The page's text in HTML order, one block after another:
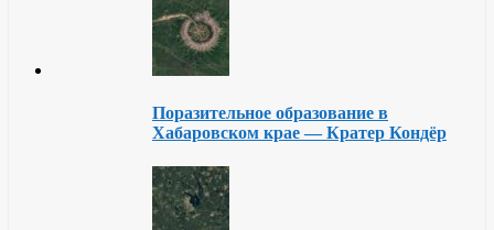
Поразительное образование в
Хабаровском крае — Кратер Кондёр